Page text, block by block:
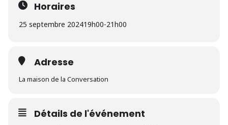
Horaires
25 septembre 202419h00-21h00
Adresse
La maison de la Conversation
Détails de l'événement